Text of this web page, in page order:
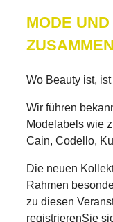
MODE
ZUSAMMEN
Wo Beauty ist,
Wir führen
Modelabels wie
Cain, Codello,
Die neuen
Rahmen
zu diesen
registrierenSie